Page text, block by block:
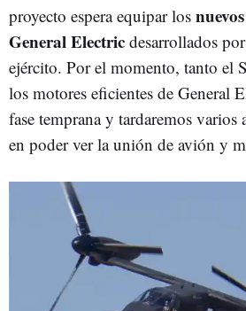
proyecto espera equipar los
General Electric desarrollados
ejército. Por el momento, tanto el
los motores eficientes de General
fase temprana y tardaremos varios
en poder ver la unión de avión y